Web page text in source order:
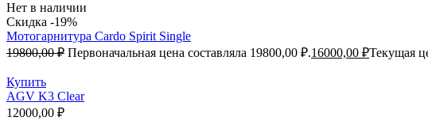
Нет в наличии
Скидка -19%
Мотогарнитура Cardo Spirit Single
19800,00₽ Первоначальная цена составляла 19800,00 ₽.16000,00 ₽Текущая
Купить
AGV K3 Clear
12000,00 ₽